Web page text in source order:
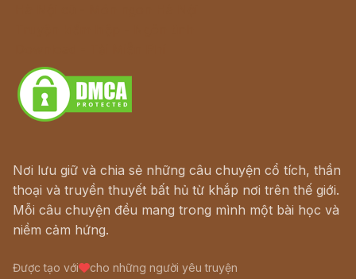
Nơi lưu giữ và chia sẻ những câu chuyện cổ tích, thần
thoại và truyền thuyết bất hủ từ khắp nơi trên thế giới.
Mỗi câu chuyện đều mang trong mình một bài học và
niềm cảm hứng.
Được tạo với cho những người yêu truyện